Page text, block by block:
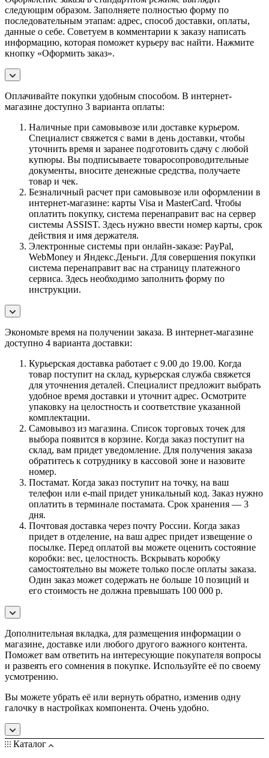
следующим образом. Заполняете полностью форму по
последовательным этапам: адрес, способ доставки, оплаты,
данные о себе. Советуем в комментарии к заказу написать
информацию, которая поможет курьеру вас найти. Нажмите
кнопку «Оформить заказ».
Оплачивайте покупки удобным способом. В интернет-
магазине доступно 3 варианта оплаты:
Наличные при самовывозе или доставке курьером.
Специалист свяжется с вами в день доставки, чтобы
уточнить время и заранее подготовить сдачу с любой
купюры. Вы подписываете товаросопроводительные
документы, вносите денежные средства, получаете
товар и чек.
Безналичный расчет при самовывозе или оформлении в
интернет-магазине: карты Visa и MasterCard. Чтобы
оплатить покупку, система перенаправит вас на сервер
системы ASSIST. Здесь нужно ввести номер карты, срок
действия и имя держателя.
Электронные системы при онлайн-заказе: PayPal,
WebMoney и Яндекс.Деньги. Для совершения покупки
система перенаправит вас на страницу платежного
сервиса. Здесь необходимо заполнить форму по
инструкции.
Экономьте время на получении заказа. В интернет-магазине
доступно 4 варианта доставки:
Курьерская доставка работает с 9.00 до 19.00. Когда
товар поступит на склад, курьерская служба свяжется
для уточнения деталей. Специалист предложит выбрать
удобное время доставки и уточнит адрес. Осмотрите
упаковку на целостность и соответствие указанной
комплектации.
Самовывоз из магазина. Список торговых точек для
выбора появится в корзине. Когда заказ поступит на
склад, вам придет уведомление. Для получения заказа
обратитесь к сотруднику в кассовой зоне и назовите
номер.
Постамат. Когда заказ поступит на точку, на ваш
телефон или e-mail придет уникальный код. Заказ нужно
оплатить в терминале постамата. Срок хранения — 3
дня.
Почтовая доставка через почту России. Когда заказ
придет в отделение, на ваш адрес придет извещение о
посылке. Перед оплатой вы можете оценить состояние
коробки: вес, целостность. Вскрывать коробку
самостоятельно вы можете только после оплаты заказа.
Один заказ может содержать не больше 10 позиций и
его стоимость не должна превышать 100 000 р.
Дополнительная вкладка, для размещения информации о
магазине, доставке или любого другого важного контента.
Поможет вам ответить на интересующие покупателя вопросы
и развеять его сомнения в покупке. Используйте её по своему
усмотрению.
Вы можете убрать её или вернуть обратно, изменив одну
галочку в настройках компонента. Очень удобно.
Каталог